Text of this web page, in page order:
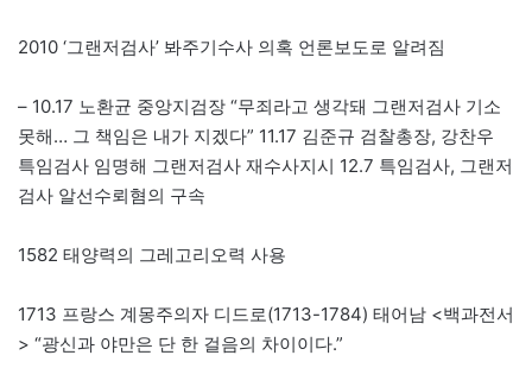
2010 ‘그랜저검사’ 봐주기수사 의혹 언론보도로 알려짐
– 10.17 노환균 중앙지검장 “무죄라고 생각돼 그랜저검사 기소
못해… 그 책임은 내가 지겠다” 11.17 김준규 검찰총장, 강찬우
특임검사 임명해 그랜저검사 재수사지시 12.7 특임검사, 그랜저
검사 알선수뢰혐의 구속
1582 태양력의 그레고리오력 사용
1713 프랑스 계몽주의자 디드로(1713-1784) 태어남 <백과전서
> “광신과 야만은 단 한 걸음의 차이이다.”